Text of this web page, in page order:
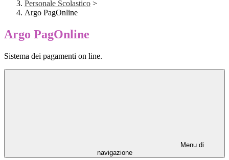
Personale Scolastico >
Argo PagOnline
Argo PagOnline
Sistema dei pagamenti on line.
Menu di
navigazione